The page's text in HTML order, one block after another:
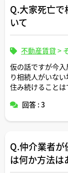
Q.大家死亡
いて
不動産賃貸 >
仮の話ですが今
り相続人がいな
住み続けることは
それとも契約が
回答 : 3
Q.仲介業者
は何か方法は